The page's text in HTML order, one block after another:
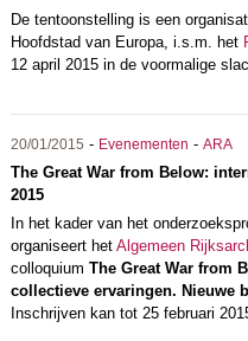
De tentoonstelling is een
Hoofdstad van Europa, i.s.m. het
12 april 2015 in de voormalige
20/01/2015 - Evenementen - ARA
The Great War from Below:
2015
In het kader van het
organiseert het Algemeen
colloquium The Great War from
collectieve ervaringen. Nieuwe
Inschrijven kan tot 25 februari